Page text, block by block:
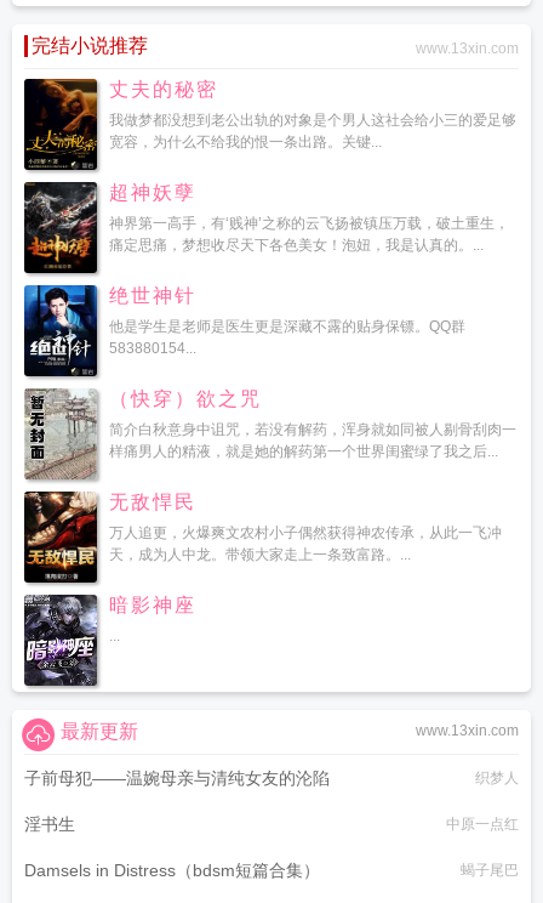
完结小说推荐 www.13xin.com
丈夫的秘密
我做梦都没想到老公出轨的对象是个男人这社会给小三的爱足够
宽容，为什么不给我的恨一条出路。关键...
超神妖孽
神界第一高手，有‘贱神’之称的云飞扬被镇压万载，破土重生，
痛定思痛，梦想收尽天下各色美女！泡妞，我是认真的。...
绝世神针
他是学生是老师是医生更是深藏不露的贴身保镖。QQ群
583880154...
（快穿）欲之咒
简介白秋意身中诅咒，若没有解药，浑身就如同被人剔骨刮肉一
样痛男人的精液，就是她的解药第一个世界闺蜜绿了我之后...
无敌悍民
万人追更，火爆爽文农村小子偶然获得神农传承，从此一飞冲
天，成为人中龙。带领大家走上一条致富路。...
暗影神座
...
www.13xin.com
最新更新
子前母犯——温婉母亲与清纯女友的沦陷 织梦人
淫书生 中原一点红
Damsels in Distress（bdsm短篇合集） 蝎子尾巴